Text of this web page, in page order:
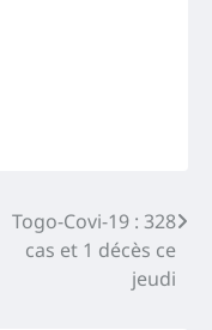
Togo-Covi-19 : 328
cas et 1 décès ce
jeudi